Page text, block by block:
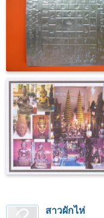
สาวผักไห่